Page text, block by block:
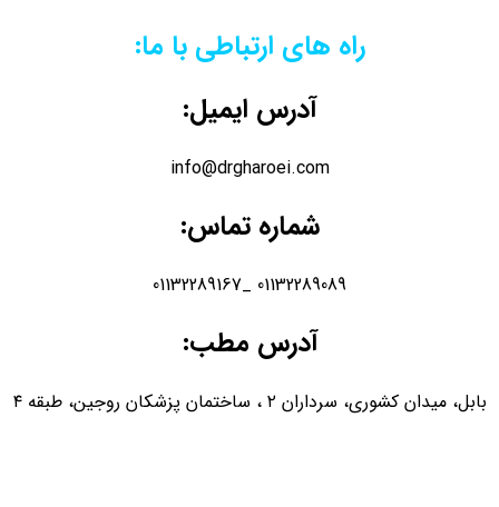
راه های ارتباطی با ما:
آدرس ایمیل:
info@drgharoei.com
شماره تماس:
01132289089 _01132289167
آدرس مطب:
بابل، ميدان كشوري، سرداران ٢ ، ساختمان پزشكان روجين، طبقه ٤